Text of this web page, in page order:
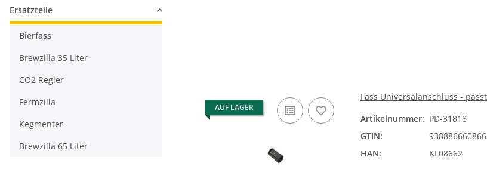
AUF LAGER
Fass Universalanschluss -
Artikelnummer: PD-31818
GTIN:
HAN:
KL08662
Ersatzteile
Bierfass
Brewzilla 35 Liter
CO2 Regler
Fermzilla
Kegmenter
Brewzilla 65 Liter